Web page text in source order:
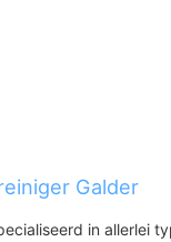
Galder
in allerlei